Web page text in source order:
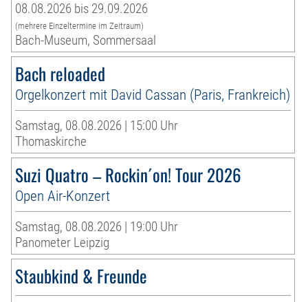
08.08.2026 bis 29.09.2026
(mehrere Einzeltermine im Zeitraum)
Bach-Museum, Sommersaal
Bach reloaded
Orgelkonzert mit David Cassan (Paris, Frankreich)
Samstag, 08.08.2026 | 15:00 Uhr
Thomaskirche
Suzi Quatro – Rockin´on! Tour 2026
Open Air-Konzert
Samstag, 08.08.2026 | 19:00 Uhr
Panometer Leipzig
Staubkind & Freunde